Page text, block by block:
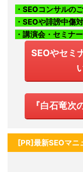
・SEOコンサルの
・SEOや誹謗中傷
・講演会・セミナ
SEOやセミ
『白石竜次
[PR]最新SEOマニ